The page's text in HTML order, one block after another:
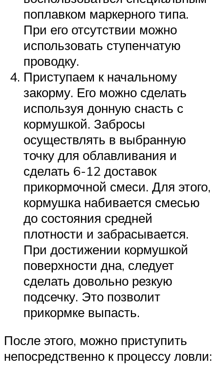
поплавком маркерного типа.
При его отсутствии можно
использовать ступенчатую
проводку.
Приступаем к начальному
закорму. Его можно сделать
используя донную снасть с
кормушкой. Забросы
осуществлять в выбранную
точку для облавливания и
сделать 6-12 доставок
прикормочной смеси. Для этого,
кормушка набивается смесью
до состояния средней
плотности и забрасывается.
При достижении кормушкой
поверхности дна, следует
сделать довольно резкую
подсечку. Это позволит
прикормке выпасть.
После этого, можно приступить
непосредственно к процессу ловли: